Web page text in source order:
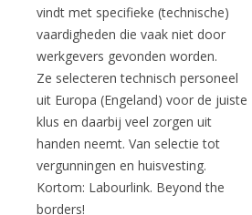
vindt met specifieke (technische)
vaardigheden die vaak niet door
werkgevers gevonden worden.
Ze selecteren technisch personeel
uit Europa (Engeland) voor de juiste
klus en daarbij veel zorgen uit
handen neemt. Van selectie tot
vergunningen en huisvesting.
Kortom: Labourlink. Beyond the
borders!